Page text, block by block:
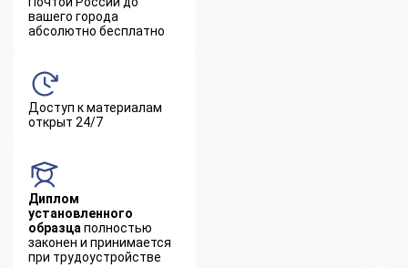
вашего города
абсолютно бесплатно
Доступ к материалам
открыт 24/7
Диплом
установленного
образца полностью
законен и принимается
при трудоустройстве